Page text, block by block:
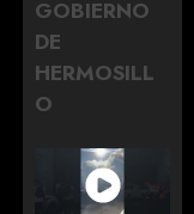
GOBIERNO
DE
HERMOSILL
O